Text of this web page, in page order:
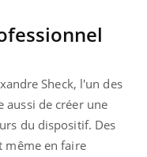
Sheck, l'un des
aussi de créer une
du dispositif. Des
même en faire